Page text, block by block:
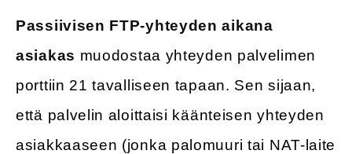
Passiivisen FTP-yhteyden aikana
asiakas muodostaa yhteyden palvelimen
porttiin 21 tavalliseen tapaan. Sen sijaan,
että palvelin aloittaisi käänteisen yhteyden
asiakkaaseen (jonka palomuuri tai NAT-laite